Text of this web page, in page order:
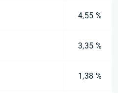
4,55 %
3,35 %
1,38 %